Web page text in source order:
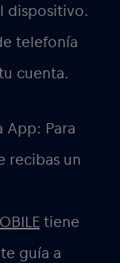
dispositivo.
telefonía
cuenta.
App: Para
recibas un
tiene
guía a